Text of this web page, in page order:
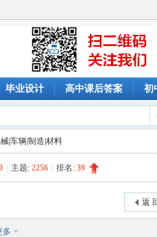
毕业设计 高中课后答案 初
|车辆|制造|材料
主题: 2256 排名: 39
返
多